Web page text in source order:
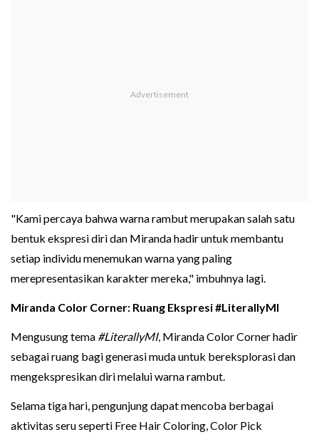
"Kami percaya bahwa warna rambut merupakan salah satu
bentuk ekspresi diri dan Miranda hadir untuk membantu
setiap individu menemukan warna yang paling
merepresentasikan karakter mereka," imbuhnya lagi.
Miranda Color Corner: Ruang Ekspresi #LiterallyMI
Mengusung tema #LiterallyMI, Miranda Color Corner hadir
sebagai ruang bagi generasi muda untuk bereksplorasi dan
mengekspresikan diri melalui warna rambut.
Selama tiga hari, pengunjung dapat mencoba berbagai
aktivitas seru seperti Free Hair Coloring, Color Pick